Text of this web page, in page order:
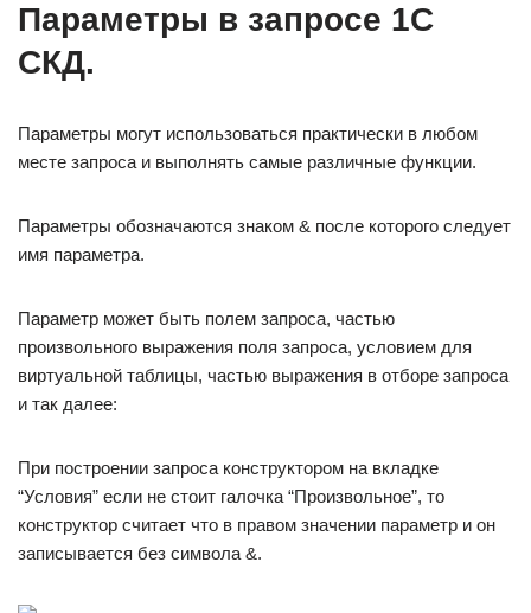
Параметры в запросе 1С
СКД.
Параметры могут использоваться практически в любом
месте запроса и выполнять самые различные функции.
Параметры обозначаются знаком & после которого следует
имя параметра.
Параметр может быть полем запроса, частью
произвольного выражения поля запроса, условием для
виртуальной таблицы, частью выражения в отборе запроса
и так далее:
При построении запроса конструктором на вкладке
“Условия” если не стоит галочка “Произвольное”, то
конструктор считает что в правом значении параметр и он
записывается без символа &.